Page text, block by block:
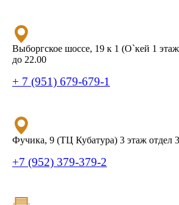
Выборгское шоссе, 19 к 1 (О`кей 1
до 22.00
+ 7 (951) 679-679-1
Фучика, 9 (ТЦ Кубатура) 3 этаж отдел
+7 (952) 379-379-2